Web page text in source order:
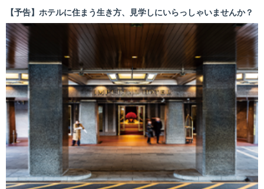
【予告】ホテルに住まう生き方、見学しにいらっしゃいませんか？